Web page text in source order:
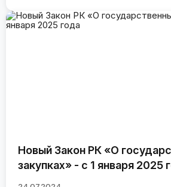
Новый Закон РК «О
закупках» - с 1 января 2025